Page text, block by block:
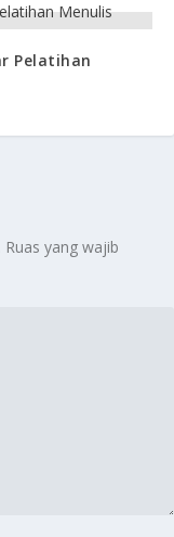
Pelatihan
Ruas yang wajib